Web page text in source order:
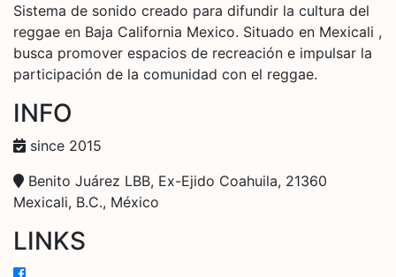
Sistema de sonido creado para difundir la cultura del
reggae en Baja California Mexico. Situado en Mexicali ,
busca promover espacios de recreación e impulsar la
participación de la comunidad con el reggae.
INFO
since 2015
Benito Juárez LBB, Ex-Ejido Coahuila, 21360
Mexicali, B.C., México
LINKS